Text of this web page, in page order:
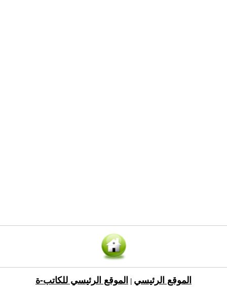
الموقع الرئيسي الموقع الرئيسي للكاتب-ة